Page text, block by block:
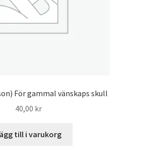
För gammal vänskaps skull
40,00 kr
till i varukorg